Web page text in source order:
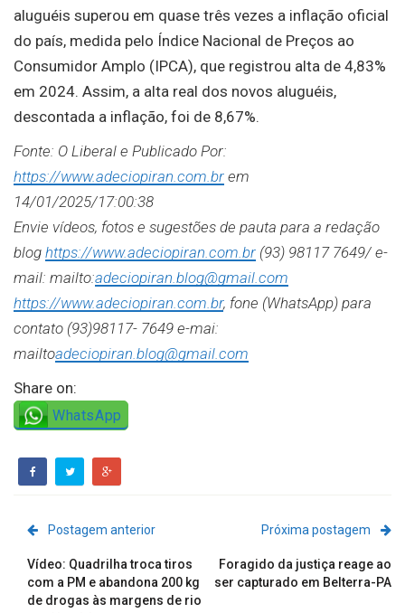
aluguéis superou em quase três vezes a inflação oficial
do país, medida pelo Índice Nacional de Preços ao
Consumidor Amplo (IPCA), que registrou alta de 4,83%
em 2024. Assim, a alta real dos novos aluguéis,
descontada a inflação, foi de 8,67%.
Fonte: O Liberal e Publicado Por:
https://www.adeciopiran.com.br em
14/01/2025/17:00:38
Envie vídeos, fotos e sugestões de pauta para a redação
blog https://www.adeciopiran.com.br (93) 98117 7649/ e-
mail: mailto:adeciopiran.blog@gmail.com
https://www.adeciopiran.com.br, fone (WhatsApp) para
contato (93)98117- 7649 e-mai:
mailtoadeciopiran.blog@gmail.com
Share on:
WhatsApp
Postagem anterior
Vídeo: Quadrilha troca tiros
com a PM e abandona 200 kg
de drogas às margens de rio
Próxima postagem
Foragido da justiça reage ao
ser capturado em Belterra-PA